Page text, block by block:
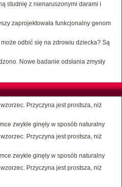
studnię z nienaruszonymi darami i
zaprojektowała funkcjonalny genom
odbić się na zdrowiu dziecka? Są
Nowe badanie odsłania zmysły
Przyczyna jest prostsza, niż
zwykle ginęły w sposób naturalny
Przyczyna jest prostsza, niż
zwykle ginęły w sposób naturalny
Przyczyna jest prostsza, niż